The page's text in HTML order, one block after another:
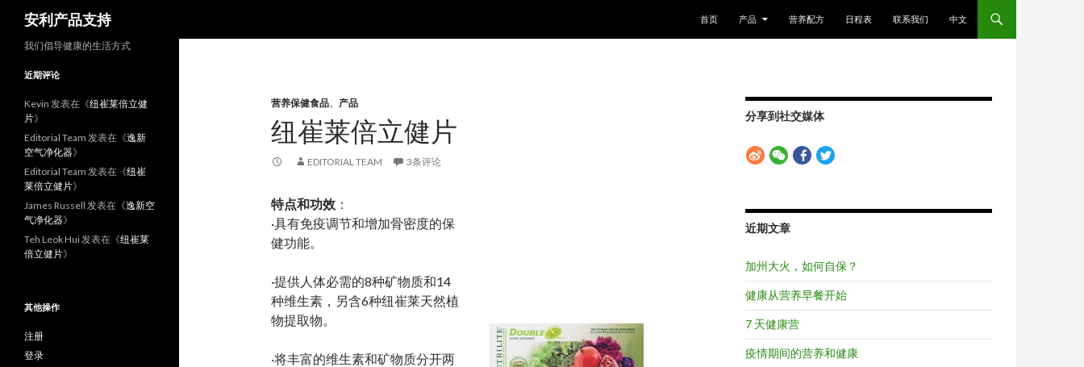
安利产品支持
首页
产品 营养配方 日程表 联系我们 中文
营养保健食品、 产品
纽崔莱倍立健片
EDITORIAL TEAM 3条评论
特点和功效 ：
·具有免疫调节和增加骨密度的保
健功能。
·提供人体必需的8种矿物质和14
种维生素，另含6种纽崔莱天然植
物提取物。
·将丰富的维生素和矿物质分开两
分享到社交媒体
近期文章
加州大火，如何自保？
健康从营养早餐开始
7 天健康营
疫情期间的营养和健康
我们倡导健康的生活方式
近期评论
Kevin 发表在《纽崔莱倍立健
片》
Editorial Team 发表在《逸新
空气净化器》
Editorial Team 发表在《纽崔
莱倍立健片》
James Russell 发表在《逸新空
气净化器》
Teh Leok Hui发表在《纽崔莱
倍立健片》
其他操作
注册
登录